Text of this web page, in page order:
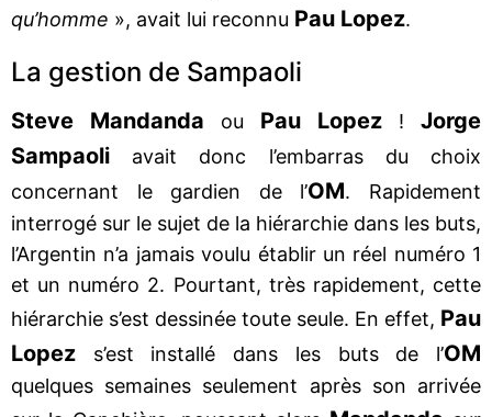
qu’homme », avait lui reconnu Pau Lopez.
La gestion de Sampaoli
Steve Mandanda ou Pau Lopez ! Jorge
Sampaoli avait donc l’embarras du choix
concernant le gardien de l’OM. Rapidement
interrogé sur le sujet de la hiérarchie dans les buts,
l’Argentin n’a jamais voulu établir un réel numéro 1
et un numéro 2. Pourtant, très rapidement, cette
hiérarchie s’est dessinée toute seule. En effet, Pau
Lopez s’est installé dans les buts de l’OM
quelques semaines seulement après son arrivée